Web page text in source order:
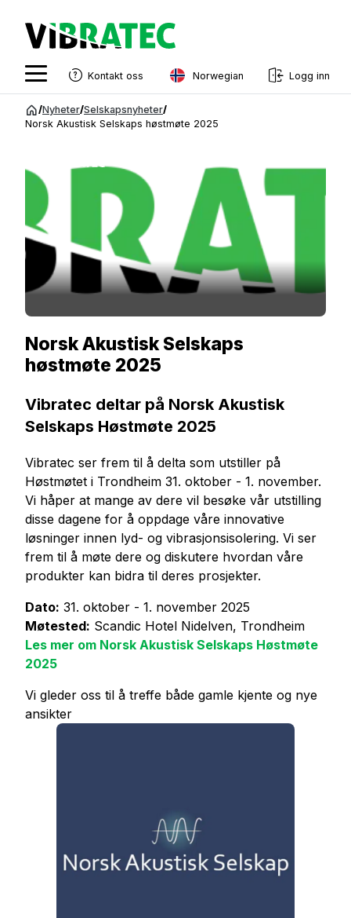
Kontakt oss Norwegian
Swedish
French
Estonian
Finnish
Danish
Logg inn
/Nyheter/Selskapsnyheter/
Norsk Akustisk Selskaps høstmøte 2025
Norsk Akustisk Selskaps
høstmøte 2025
Vibratec deltar på Norsk Akustisk
Selskaps Høstmøte 2025
Vibratec ser frem til å delta som utstiller på
Høstmøtet i Trondheim 31. oktober - 1. november.
Vi håper at mange av dere vil besøke vår utstilling
disse dagene for å oppdage våre innovative
løsninger innen lyd- og vibrasjonsisolering. Vi ser
frem til å møte dere og diskutere hvordan våre
produkter kan bidra til deres prosjekter.
Dato: 31. oktober - 1. november 2025
Møtested: Scandic Hotel Nidelven, Trondheim
Les mer om Norsk Akustisk Selskaps Høstmøte
2025
Vi gleder oss til å treffe både gamle kjente og nye
ansikter